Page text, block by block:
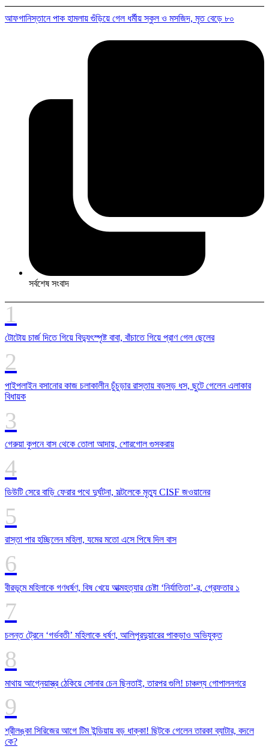
আফগানিস্তানে পাক হামলায় গুঁড়িয়ে গেল ধর্মীয় স্কুল ও মসজিদ, মৃত বেড়ে ৮০
সর্বশেষ সংবাদ
টোটোয় চার্জ দিতে গিয়ে বিদ্যুৎস্পৃষ্ট বাবা, বাঁচাতে গিয়ে প্রাণ গেল ছেলের
পাইপলাইন বসানোর কাজ চলাকালীন চুঁচুড়ার রাস্তায় বড়সড় ধস, ছুটে গেলেন এলাকার
বিধায়ক
গেরুয়া কুপনে বাস থেকে তোলা আদায়, শোরগোল গুসকরায়
ডিউটি সেরে বাড়ি ফেরার পথে দুর্ঘটনা, সল্টলেকে মৃত্যু CISF জওয়ানের
রাস্তা পার হচ্ছিলেন মহিলা, যমের মতো এসে পিষে দিল বাস
বীরভূমে মহিলাকে গণধর্ষণ, বিষ খেয়ে আত্মহত্যার চেষ্টা ‘নির্যাতিতা’-র, গ্রেফতার ১
চলন্ত ট্রেনে ‘গর্ভবতী’ মহিলাকে ধর্ষণ, আলিপুরদুয়ারের পাকড়াও অভিযুক্ত
মাথায় আগ্নেয়াস্ত্র ঠেকিয়ে সোনার চেন ছিনতাই, তারপর গুলি! চাঞ্চল্য গোপালনগরে
শ্রীলঙ্কা সিরিজের আগে টিম ইন্ডিয়ায় বড় ধাক্কা! ছিটকে গেলেন তারকা ব্যাটার, বদলে
কে?